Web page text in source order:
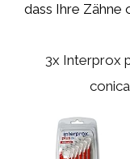
dass Ihre Zähne
3x Interprox